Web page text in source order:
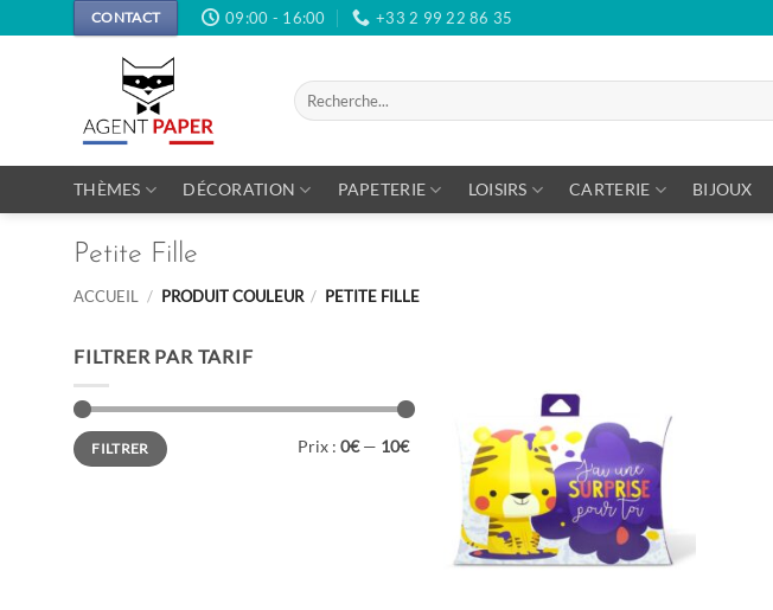
au
CONTACT 09:00 - 16:00 +33 2 99 22 86 35
Recherche
pour :
THÈMES DÉCORATION PAPETERIE LOISIRS CARTERIE BIJOUX
Petite Fille
ACCUEIL / PRODUIT COULEUR / PETITE FILLE
FILTRER PAR TARIF
Prix
min
Prix
maxFILTRER Prix : 0€— 10€